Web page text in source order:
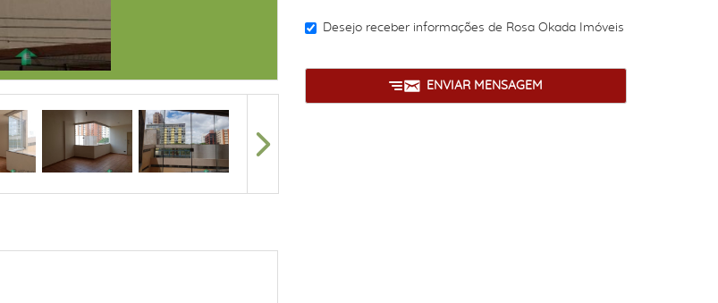
Desejo receber informações de Rosa Okada Imóveis
ENVIAR MENSAGEM